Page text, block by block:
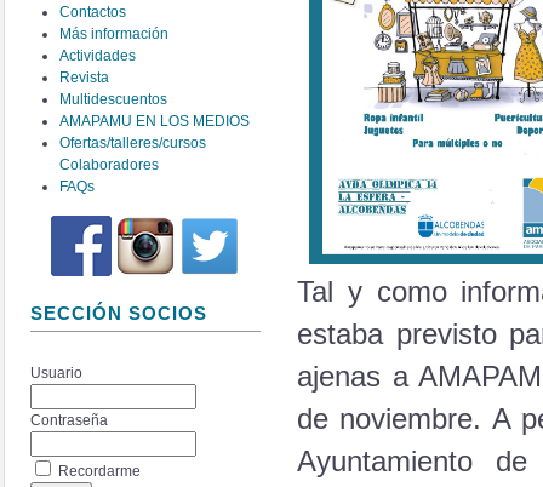
Contactos
Más información
Actividades
Revista
Multidescuentos
AMAPAMU EN LOS MEDIOS
Ofertas/talleres/cursos
Colaboradores
FAQs
SECCIÓN SOCIOS
Usuario
Contraseña
Recordarme
Tal y como
estaba previsto
ajenas a
de noviembre. A
Ayuntamiento